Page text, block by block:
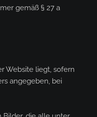
gemäß § 27 a
Website liegt, sofern
angegeben, bei